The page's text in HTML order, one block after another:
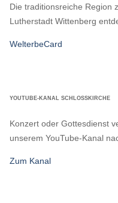
Die traditionsreiche Region
Lutherstadt Wittenberg
WelterbeCard
YOUTUBE-KANAL SCHLOSSKIRCHE
Konzert oder Gottesdienst
unserem YouTube-Kanal
Zum Kanal